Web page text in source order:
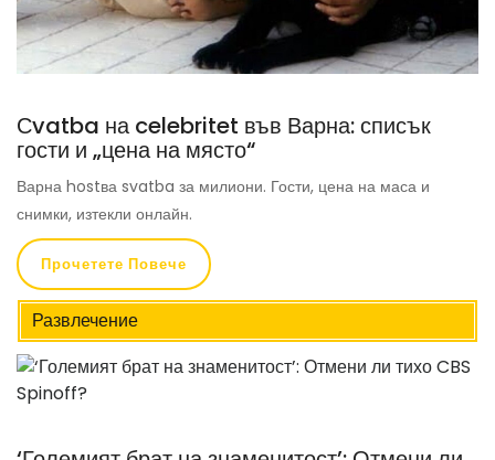
Сvatba на celebritet във Варна: списък
гости и „цена на място“
Варна hostва svatba за милиони. Гости, цена на маса и
снимки, изтекли онлайн.
Прочетете Повече
Развлечение